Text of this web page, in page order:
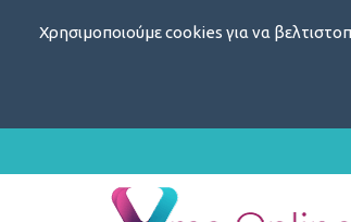
Χρησιμοποιούμε cookies για να